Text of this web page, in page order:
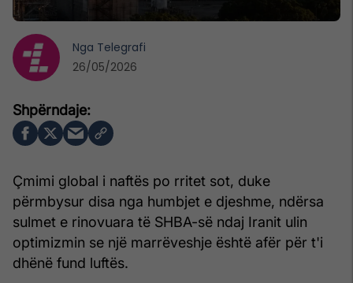
Çmimi global i naftës po rritet sot, duke
përmbysur disa nga humbjet e djeshme, ndërsa
sulmet e rinovuara të SHBA-së ndaj Iranit ulin
optimizmin se një marrëveshje është afër për t'i
dhënë fund luftës.
Nga Telegrafi
26/05/2026